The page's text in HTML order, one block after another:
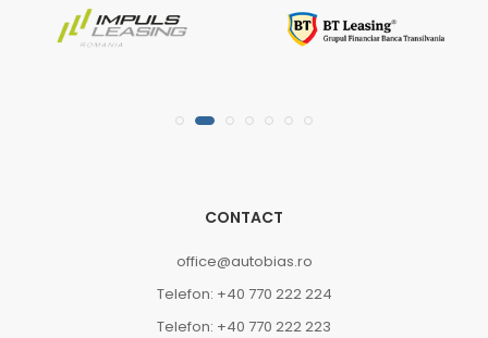
CONTACT
office@autobias.ro
Telefon: +40 770 222 224
Telefon: +40 770 222 223